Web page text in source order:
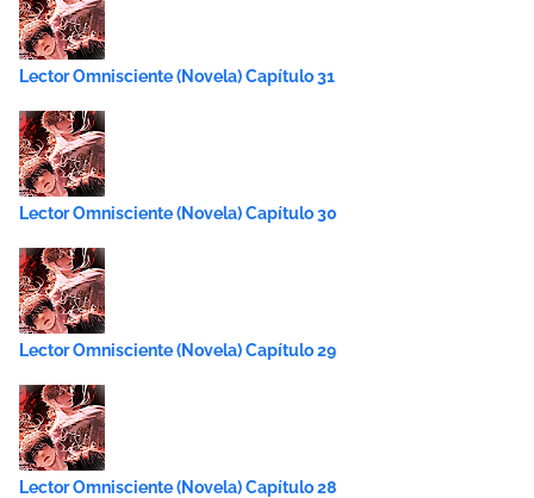
Lector Omnisciente (Novela) Capítulo 31
Lector Omnisciente (Novela) Capítulo 30
Lector Omnisciente (Novela) Capítulo 29
Lector Omnisciente (Novela) Capítulo 28